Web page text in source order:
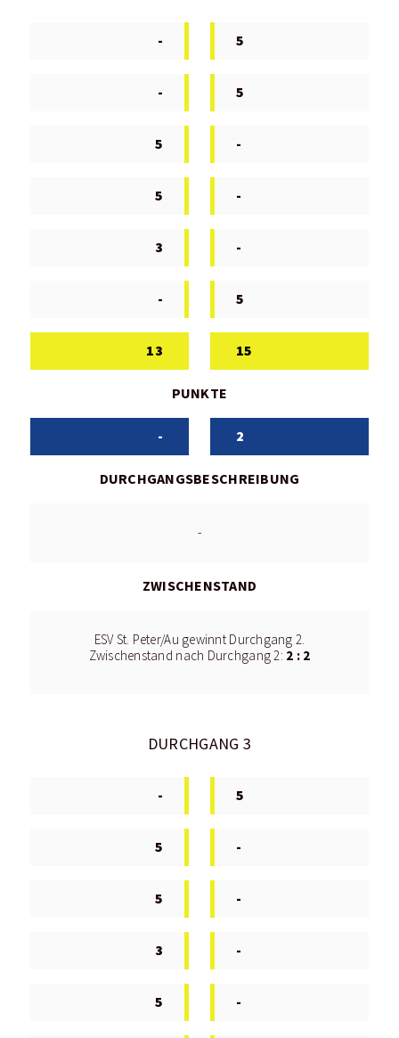
- 5
- 5
5 -
5 -
3 -
- 5
13 15
PUNKTE
- 2
DURCHGANGSBESCHREIBUNG
-
ZWISCHENSTAND
ESV St. Peter/Au gewinnt Durchgang 2.
Zwischenstand nach Durchgang 2: 2 : 2
DURCHGANG 3
- 5
5 -
5 -
3 -
5 -